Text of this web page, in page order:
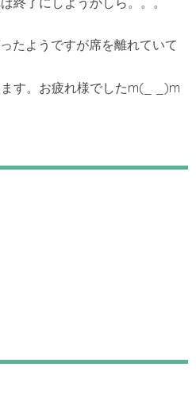
たようですが席を離れていて
す。お疲れ様でしたm(_ _)m